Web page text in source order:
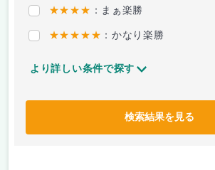
★★★★ ：まぁ楽勝
★★★★★ ：かなり楽勝
より詳しい条件で探す
検索結果を見る